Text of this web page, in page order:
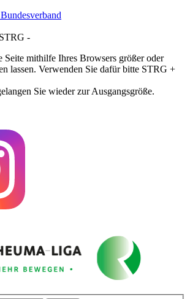
STRG -
Seite mithilfe Ihres Browsers größer oder
lassen. Verwenden Sie dafür bitte STRG +
Sie wieder zur Ausgangsgröße.